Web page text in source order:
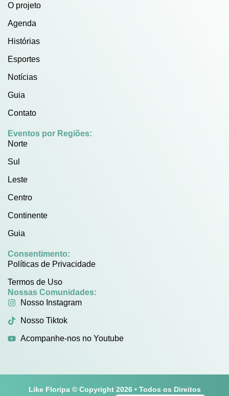
O projeto
Agenda
Histórias
Esportes
Notícias
Guia
Contato
Eventos por Regiões:
Norte
Sul
Leste
Centro
Continente
Guia
Consentimento:
Políticas de Privacidade
Termos de Uso
Nossas Comunidades:
Nosso Instagram
Nosso Tiktok
Acompanhe-nos no Youtube
Like Floripa © Copyright 2026 • Todos os Direitos
English